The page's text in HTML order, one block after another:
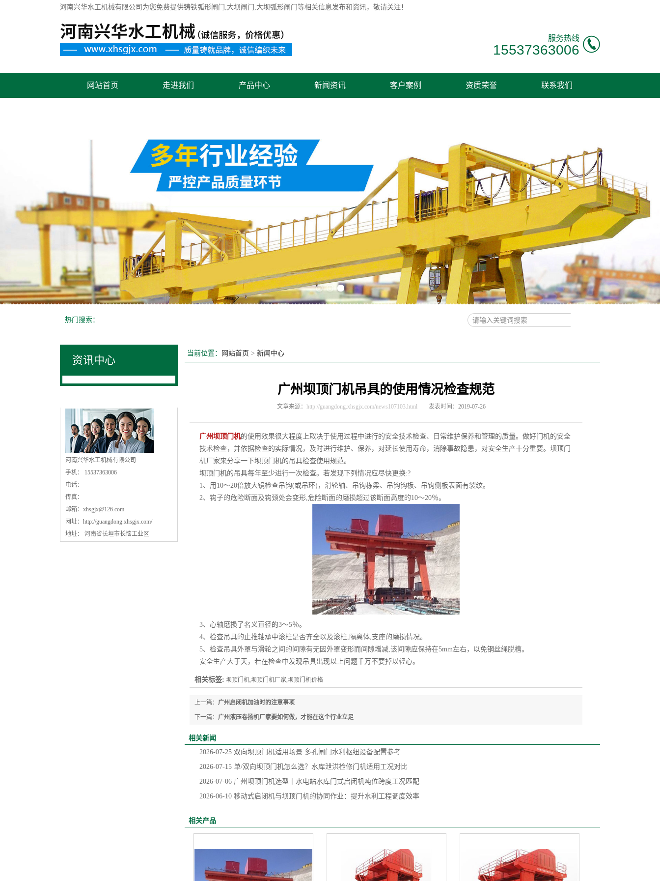
河南兴华水工机械有限公司为您免费提供铸铁弧形闸门 ,大坝闸门,大坝弧形闸门等相关信息发布和资讯，敬请关注！
服务热线
15537363006
网站首页 走进我们 产品中心 新闻资讯 客户案例 资质荣誉 联系我们
热门搜索：
资讯中心
河南兴华水工机械有限公司
手机： 15537363006
电话：
传真：
邮箱： xhsgjx@126.com
网址： http://guangdong.xhsgjx.com/
地址： 河南省长垣市长恼工业区
当前位置： 网站首页 > 新闻中心
广州坝顶门机吊具的使用情况检查规范
文章来源： http://guangdong.xhsgjx.com/news107103.html 发表时间：2019-07-26
广州坝顶门机的使用效果很大程度上取决于使用过程中进行的安全技术检查、日常维护保养和管理的质量。做好门机的安全
技术检查，并依据检查的实际情况，及时进行维护、保养，对延长使用寿命，消除事故隐患，对安全生产十分重要。坝顶门
机厂家来分享一下坝顶门机的吊具检查使用规范。
坝顶门机的吊具每年至少进行一次检查。若发现下列情况应尽快更换:?
1、用10～20倍放大镜检查吊钩(或吊环)，滑轮轴、吊钩栋梁、吊钩钩板、吊钩侧板表面有裂纹。
2、钩子的危险断面及钩颈处会变形,危险断面的磨损超过该断面高度的10～20％。
3、心轴磨损了名义直径的3～5％。
4、检查吊具的止推轴承中滚柱是否齐全以及滚柱,隔离体,支座的磨损情况。
5、检查吊具外罩与滑轮之间的间隙有无因外罩变形而间隙增减,该间隙应保持在5mm左右，以免钢丝绳脱槽。
安全生产大于天，若在检查中发现吊具出现以上问题千万不要掉以轻心。
相关标签: 坝顶门机,坝顶门机厂家,坝顶门机价格
上一篇： 广州启闭机加油时的注意事项
下一篇： 广州液压卷扬机厂家要如何做，才能在这个行业立足
相关新闻
2026-07-25 双向坝顶门机适用场景 多孔闸门水利枢纽设备配置参考
2026-07-15 单/双向坝顶门机怎么选？水库泄洪检修门机适用工况对比
2026-07-06 广州坝顶门机选型｜水电站水库门式启闭机吨位跨度工况匹配
2026-06-10 移动式启闭机与坝顶门机的协同作业：提升水利工程调度效率
相关产品